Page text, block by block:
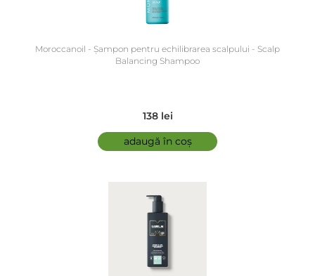
Moroccanoil - Șampon pentru echilibrarea scalpului - Scalp
Balancing Shampoo
138 lei
adaugă în coș